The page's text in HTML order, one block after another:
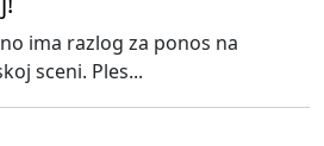
ima razlog za ponos na
sceni. Ples...